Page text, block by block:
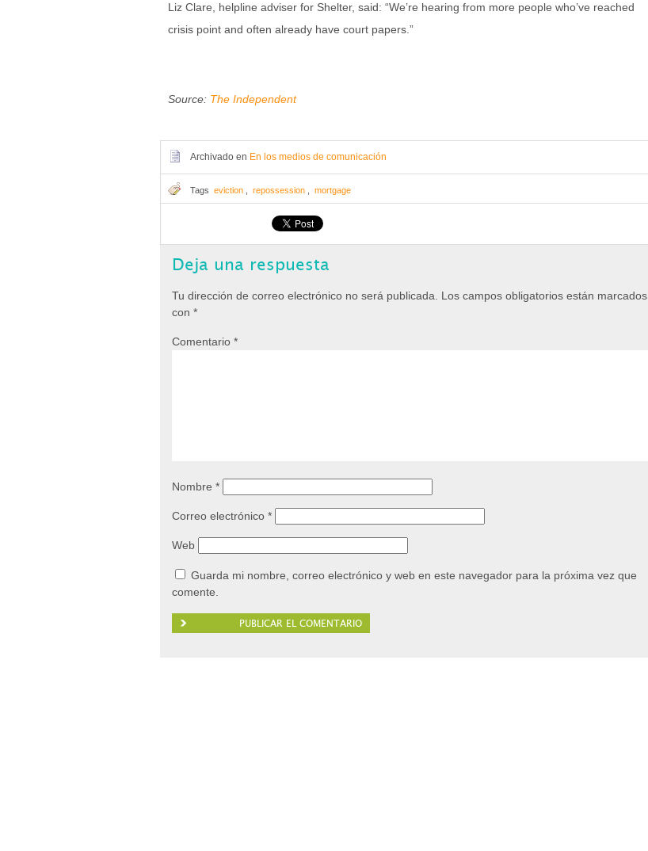
Liz Clare, helpline adviser for Shelter, said: “We’re hearing from more people who’ve reached
crisis point and often already have court papers.”
Source: The Independent
Archivado en En los medios de comunicación
Tags eviction repossession mortgage
Deja una respuesta
Tu dirección de correo electrónico no será publicada.
Los campos obligatorios están marcados
con *
Comentario *
Nombre *
Correo electrónico *
Web
Guarda mi nombre, correo electrónico y web en este navegador para la próxima vez que
comente.